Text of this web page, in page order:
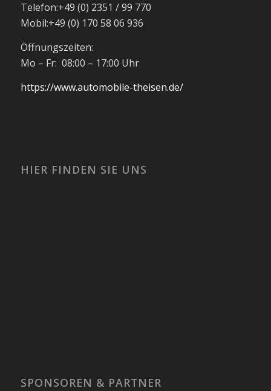
Telefon:+49 (0) 2351 / 99 770
Mobil:+49 (0) 170 58 06 936
Öffnungszeiten:
Mo – Fr: 08:00 – 17:00 Uhr
https://www.automobile-theisen.de/
HIER FINDEN SIE UNS
SPONSOREN & PARTNER